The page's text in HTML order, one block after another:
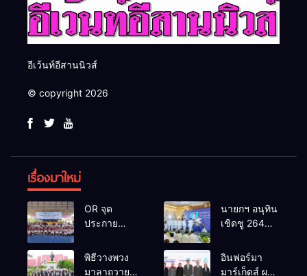
อีเว้นท์อีสานนิวส์
© copyright 2026
เรื่องมาใหม่
OR จุด
ประกาย
เยาวชน ผ่าน
นายกฯ อนุทิน
เชิดชู 264
บ้านยอดเยี่ยม
มอบแหนบ
พิธีวางพวง
มาลาถวาย
อินฟอร์มา
มาร์เก็ตส์ ผนึก